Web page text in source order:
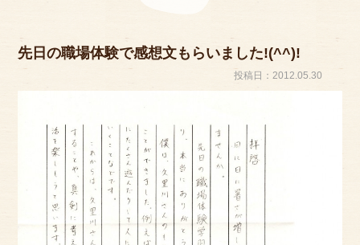
着付け/教室
アクセス
サイズのはかり方
よくある質問
ブログ
先日の職場体験で感想文もらいました!(^^)!
投稿日：2012.05.30